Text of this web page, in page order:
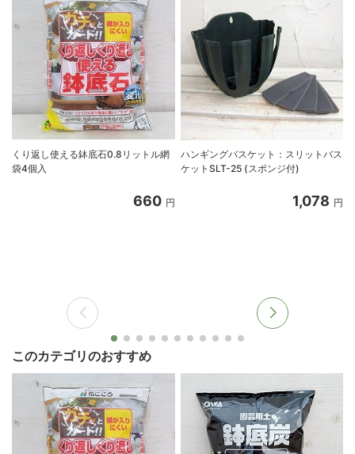
くり返し使える鉢底石0.8リットル網
袋4個入
660 円
ハンギングバスケット：スリットバス
ケットSLT-25 (スポンジ付)
1,078 円
このカテゴリのおすすめ